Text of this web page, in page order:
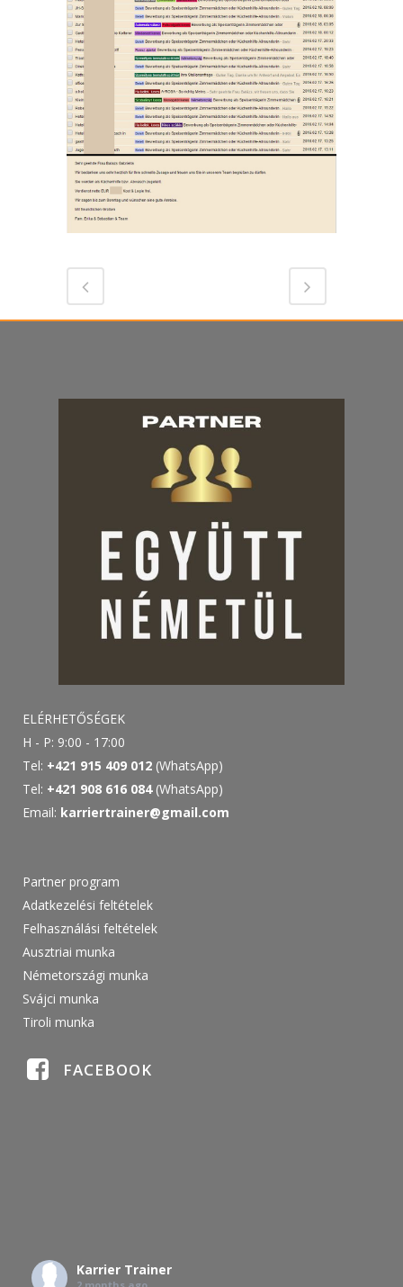
ELÉRHETŐSÉGEK
H - P: 9:00 - 17:00
Tel: +421 915 409 012 (WhatsApp)
Tel: +421 908 616 084(WhatsApp)
Email: karriertrainer@gmail.com
Partner program
Adatkezelési feltételek
Felhasználási feltételek
Ausztriai munka
Németországi munka
Svájci munka
Tiroli munka
FACEBOOK
Karrier Trainer